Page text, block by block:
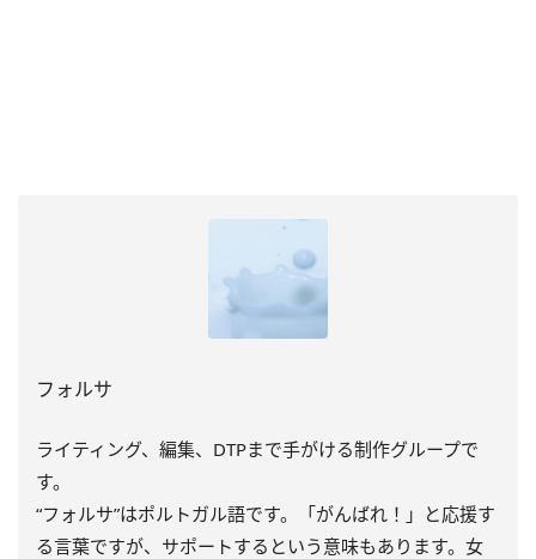
フォルサ
ライティング、編集、DTPまで手がける制作グループで
す。
“フォルサ”はポルトガル語です。「がんばれ！」と応援す
る言葉ですが、サポートするという意味もあります。女